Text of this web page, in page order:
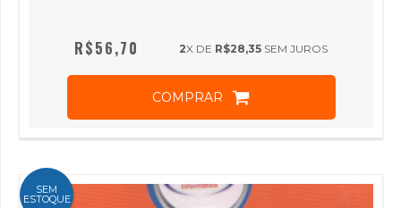
R$56,70 2X DE R$28,35 SEM JUROS
COMPRAR
SEM
ESTOQUE